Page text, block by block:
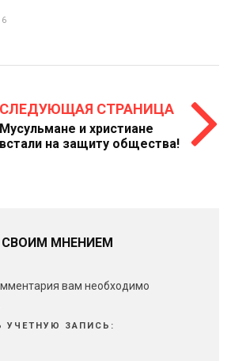
СЛЕДУЮЩАЯ СТРАНИЦА
Мусульмане и христиане
встали на защиту общества!
МНЕНИЕМ
вам необходимо
УЧЕТНУЮ ЗАПИСЬ: